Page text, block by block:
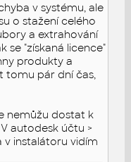
v systému, ale
o stažení celého
a extrahování
se "získaná licence"
produkty a
tomu pár dní čas,
nemůžu dostat k
autodesk účtu >
v instalátoru vidím